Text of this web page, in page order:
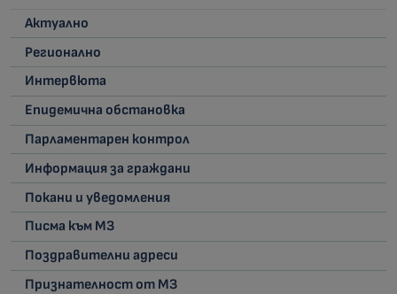
Актуално
Регионално
Интервюта
Епидемична обстановка
Парламентарен контрол
Информация за граждани
Покани и уведомления
Писма към МЗ
Поздравителни адреси
Признателност от МЗ